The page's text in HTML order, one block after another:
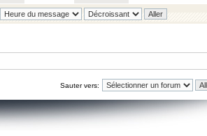
Sauter vers: